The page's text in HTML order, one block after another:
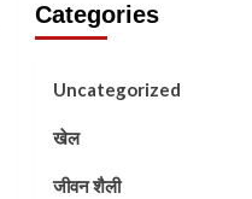
Categories
Uncategorized
खेल
जीवन शैली